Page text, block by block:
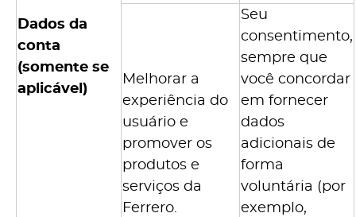
Dados da
conta
(somente se
aplicável)
Melhorar a
experiência do
usuário e
promover os
produtos e
serviços da
Ferrero.
Seu
consentimento,
sempre que
você concordar
em fornecer
dados
adicionais de
forma
voluntária (por
exemplo,